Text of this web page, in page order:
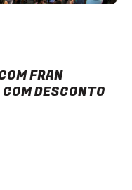
FRAN
DESCONTO